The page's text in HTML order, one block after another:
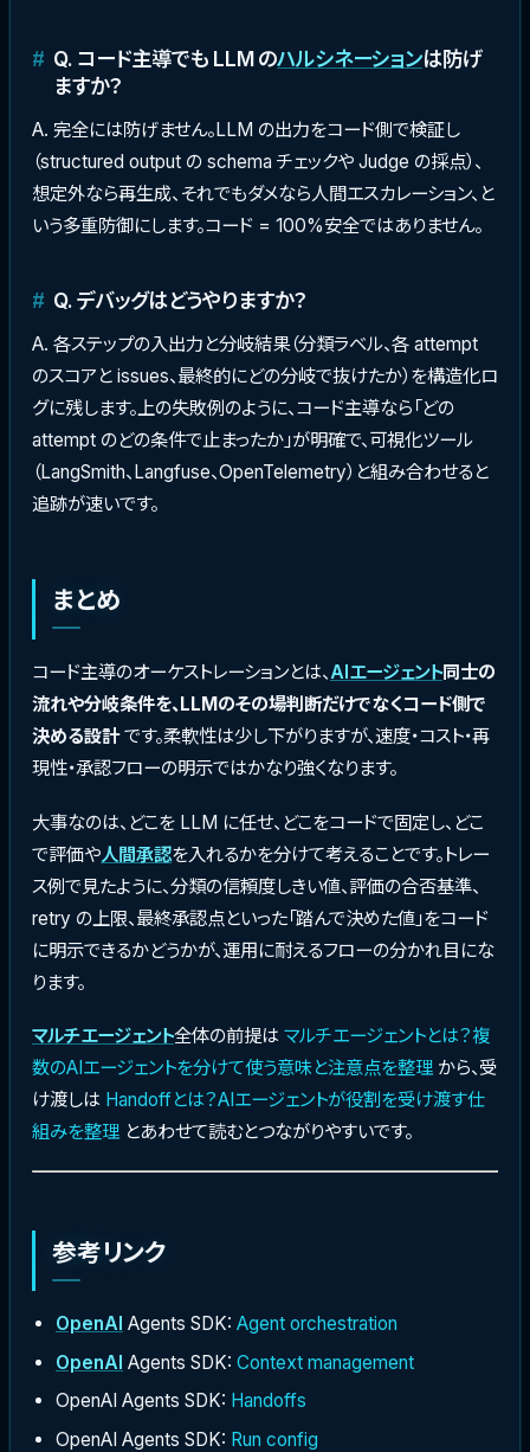
Q. コード主導でも LLM のハルシネーションは防げ
ますか？
A. 完全には防げません。LLM の出力をコード側で検証し
（structured output の schema チェックや Judge の採点）、
想定外なら再生成、それでもダメなら人間エスカレーション、と
いう多重防御にします。コード = 100%安全ではありません。
Q. デバッグはどうやりますか？
A. 各ステップの入出力と分岐結果（分類ラベル、各 attempt
のスコアと issues、最終的にどの分岐で抜けたか）を構造化ロ
グに残します。上の失敗例のように、コード主導なら「どの
attempt のどの条件で止まったか」が明確で、可視化ツール
（LangSmith、Langfuse、OpenTelemetry）と組み合わせると
追跡が速いです。
まとめ
コード主導のオーケストレーションとは、AIエージェント同士の
流れや分岐条件を、LLMのその場判断だけでなくコード側で
決める設計です。柔軟性は少し下がりますが、速度・コスト・再
現性・承認フローの明示ではかなり強くなります。
大事なのは、どこを LLM に任せ、どこをコードで固定し、どこ
で評価や人間承認を入れるかを分けて考えることです。トレー
ス例で見たように、分類の信頼度しきい値、評価の合否基準、
retry の上限、最終承認点といった「踏んで決めた値」をコード
に明示できるかどうかが、運用に耐えるフローの分かれ目にな
ります。
マルチエージェント全体の前提は マルチエージェントとは？複
数のAIエージェントを分けて使う意味と注意点を整理 から、受
け渡しは Handoffとは？AIエージェントが役割を受け渡す仕
組みを整理 とあわせて読むとつながりやすいです。
参考リンク
OpenAI Agents SDK: Agent orchestration
OpenAI Agents SDK: Context management
OpenAI Agents SDK: Handoffs
OpenAI Agents SDK: Run config